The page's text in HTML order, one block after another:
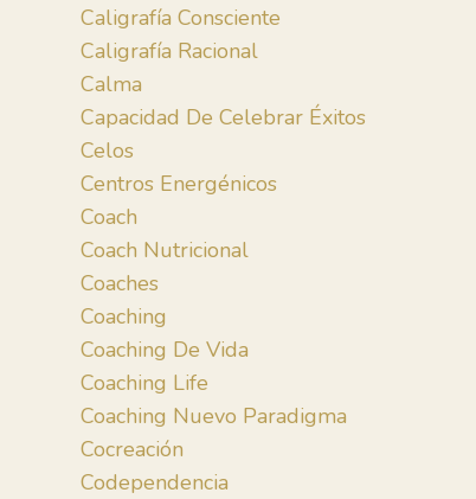
Caligrafía Consciente
Caligrafía Racional
Calma
Capacidad De Celebrar Éxitos
Celos
Centros Energénicos
Coach
Coach Nutricional
Coaches
Coaching
Coaching De Vida
Coaching Life
Coaching Nuevo Paradigma
Cocreación
Codependencia